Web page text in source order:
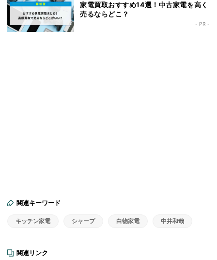
家電買取おすすめ14選！中古家電を高く
売るならどこ？
- PR -
関連キーワード
キッチン家電 シャープ 白物家電 中井和哉
関連リンク